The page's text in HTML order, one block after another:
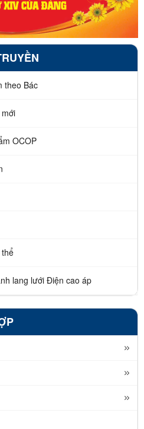
theo Bác
OCOP
lang lưới Điện cao áp